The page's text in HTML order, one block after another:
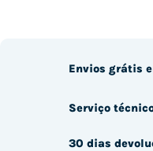
Envios grátis
Serviço
30 dias